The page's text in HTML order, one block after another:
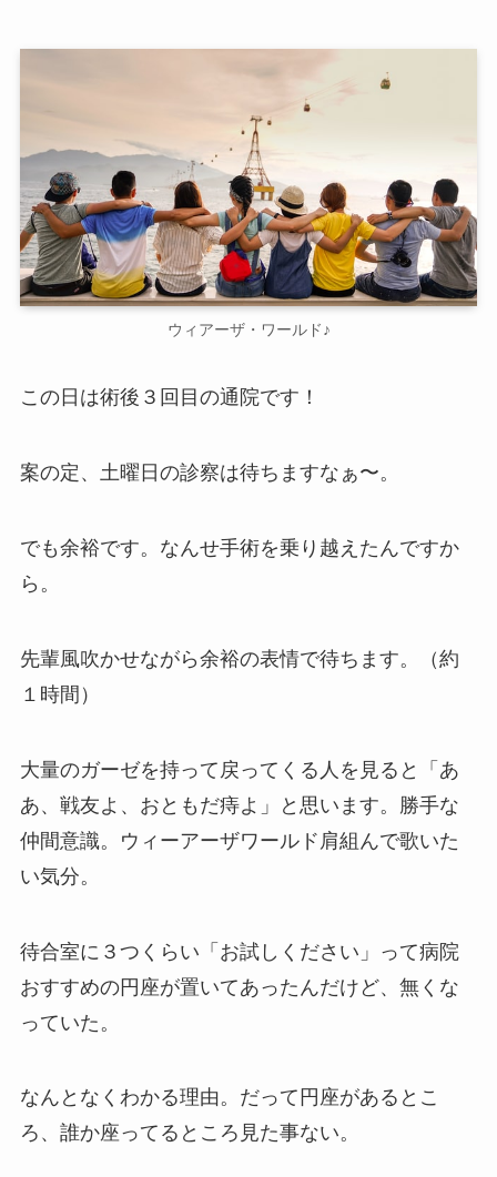
ウィアーザ・ワールド♪
この日は術後３回目の通院です！
案の定、土曜日の診察は待ちますなぁ〜。
でも余裕です。なんせ手術を乗り越えたんですか
ら。
先輩風吹かせながら余裕の表情で待ちます。（約
１時間）
大量のガーゼを持って戻ってくる人を見ると「あ
あ、戦友よ、おともだ痔よ」と思います。勝手な
仲間意識。ウィーアーザワールド肩組んで歌いた
い気分。
待合室に３つくらい「お試しください」って病院
おすすめの円座が置いてあったんだけど、無くな
っていた。
なんとなくわかる理由。だって円座があるとこ
ろ、誰か座ってるところ見た事ない。